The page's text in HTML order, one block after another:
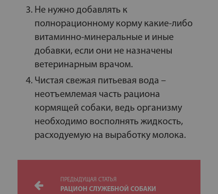
Не нужно добавлять к
полнорационному корму какие-либо
витаминно-минеральные и иные
добавки, если они не назначены
ветеринарным врачом.
Чистая свежая питьевая вода –
неотъемлемая часть рациона
кормящей собаки, ведь организму
необходимо восполнять жидкость,
расходуемую на выработку молока.
ПРЕДЫДУЩАЯ СТАТЬЯ
РАЦИОН СЛУЖЕБНОЙ СОБАКИ